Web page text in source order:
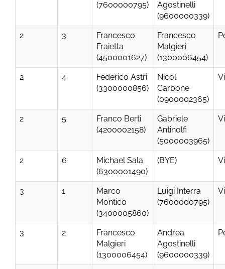
(7600000795)
Agostinelli
(9600000339)
2 3
Francesco
Fraietta
(4500001627)
Francesco
Malgieri
(1300006454)
2 4
Federico Astri
(3300000856)
Nicol
Carbone
(0900002365)
2 5
Franco Berti
(4200002158)
Gabriele
Antinolfi
(5000003965)
2 6
Michael Sala
(6300001490)
(BYE)
3 1
Marco
Montico
(3400005860)
Luigi Interra
(7600000795)
3 2
Francesco
Malgieri
(1300006454)
Andrea
Agostinelli
(9600000339)